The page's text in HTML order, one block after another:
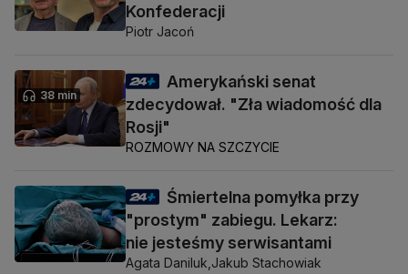
Konfederacji
Piotr Jacoń
38 min
Amerykański senat
zdecydował. "Zła wiadomość dla
Rosji"
ROZMOWY NA SZCZYCIE
Śmiertelna pomyłka przy
"prostym" zabiegu. Lekarz:
nie jesteśmy serwisantami
Agata Daniluk, Jakub Stachowiak